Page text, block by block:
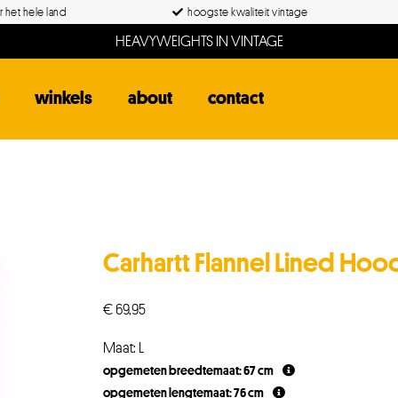
het hele land hoogste kwaliteit vintage
HEAVYWEIGHTS IN VINTAGE
winkels about contact
Carhartt Flannel Lined
€69,95
Maat: L
opgemeten breedtemaat: 67 cm
opgemeten lengtemaat: 76 cm